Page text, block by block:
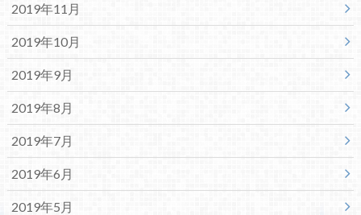
2019年11月
2019年10月
2019年9月
2019年8月
2019年7月
2019年6月
2019年5月